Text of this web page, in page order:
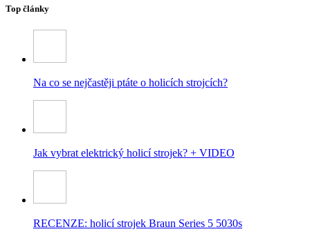
Top články
Na co se nejčastěji ptáte o holicích strojcích?
Jak vybrat elektrický holicí strojek? + VIDEO
RECENZE: holicí strojek Braun Series 5 5030s